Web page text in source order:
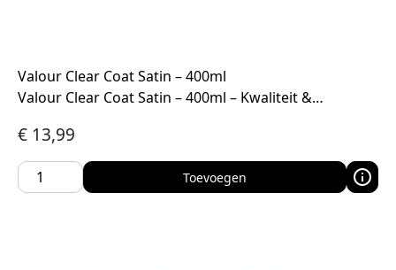
Valour Clear Coat Satin – 400ml
Valour Clear Coat Satin – 400ml – Kwaliteit &…
€ 13,99
Toevoegen